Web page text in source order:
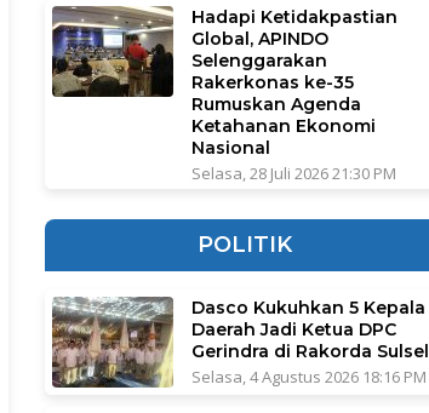
Hadapi Ketidakpastian
Global, APINDO
Selenggarakan
Rakerkonas ke-35
Rumuskan Agenda
Ketahanan Ekonomi
Nasional
Selasa, 28 Juli 2026 21:30 PM
POLITIK
Dasco Kukuhkan 5 Kepala
Daerah Jadi Ketua DPC
Gerindra di Rakorda Sulsel
Selasa, 4 Agustus 2026 18:16 PM